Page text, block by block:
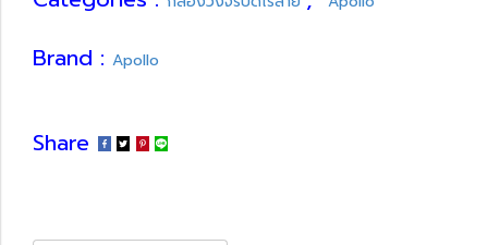
Brand : Apollo
Share